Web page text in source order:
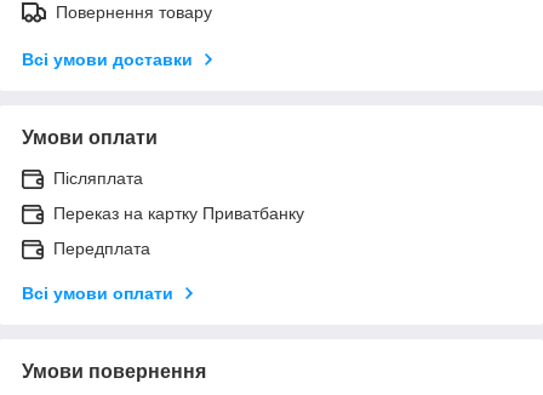
Повернення товару
Всі умови доставки
Умови оплати
Післяплата
Переказ на картку Приватбанку
Передплата
Всі умови оплати
Умови повернення